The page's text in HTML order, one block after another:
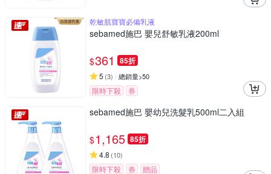
乾敏肌寶寶必備乳液
sebamed施巴 嬰兒舒敏乳液200ml
$361 85折
5 (3) 總銷量>50
限時下殺 券
sebamed施巴 嬰幼兒洗髮乳500ml二入組
$1,165 85折
4.8 (10)
限時下殺 券 贈品